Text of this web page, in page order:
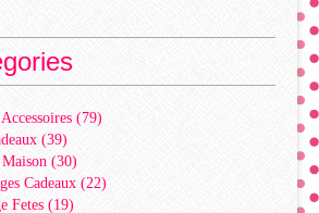
(79)
(39)
(30)
Cadeaux (22)
Fetes (19)